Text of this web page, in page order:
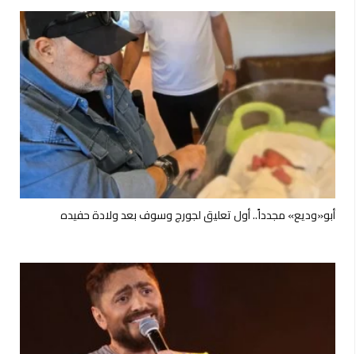
أبو«وديع» مجدداً.. أول تعليق لجورج وسوف بعد ولادة حفيده